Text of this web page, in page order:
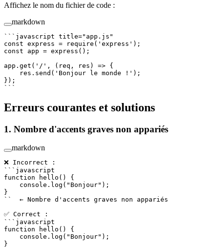
Affichez le nom du fichier de code :
markdown
```javascript title="app.js"
const express = require ( 'express' );
const app = express ();
app. get ( '/' , ( req , res ) => {
    res.
send ( 'Bonjour le monde !' );
});
```
Erreurs courantes et solutions
1. Nombre d'accents graves non appariés
markdown
❌ Incorrect :
```javascript
function hello () {
    console.
log ( "Bonjour" );
}
``
  ← Nombre d
'accents graves non appariés
✅ Correct :
```javascript
function hello() {
    console.log("Bonjour");
}